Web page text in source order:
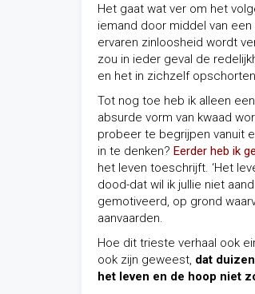
Het gaat wat ver om het
iemand door middel van
ervaren zinloosheid wordt
zou in ieder geval de
en het in zichzelf
Tot nog toe heb ik alleen
absurde vorm van kwaad
probeer te begrijpen vanuit
in te denken? Eerder heb ik
het leven toeschrijft. ‘Het
dood-dat wil ik jullie niet
gemotiveerd, op grond
aanvaarden.
Hoe dit trieste verhaal ook
ook zijn geweest, dat
het leven en de hoop niet